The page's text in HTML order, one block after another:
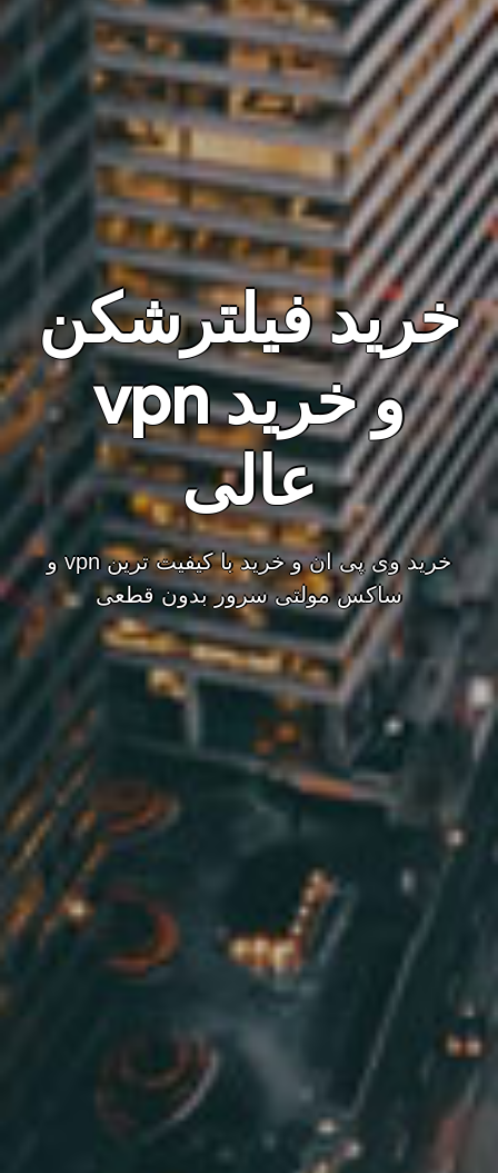
خرید فیلترشکن
و خرید vpn
عالی
خرید وی پی ان و خرید با کیفیت ترین vpn و
ساکس مولتی سرور بدون قطعی